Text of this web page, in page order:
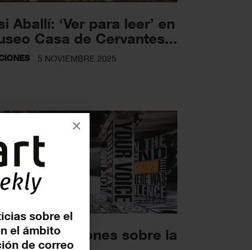
sobre el
el ámbito
de correo
×
Aballí: ‘Ver para leer’ en
Casa de Cervantes...
5 NOVIEMBRE 2025
impresiones sobre la